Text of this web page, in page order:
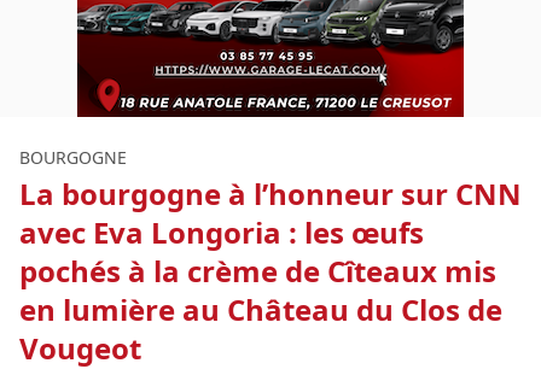
BOURGOGNE
La bourgogne à l’honneur sur CNN
avec Eva Longoria : les œufs
pochés à la crème de Cîteaux mis
en lumière au Château du Clos de
Vougeot